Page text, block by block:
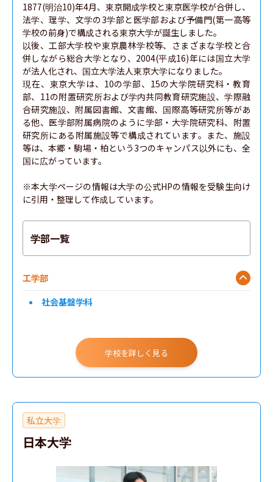
1877(明治10)年4月、東京開成学校と東京医学校が合併し、
法学、理学、文学の3学部と医学部および予備門(第一高等
学校の前身)で構成される東京大学が誕生しました。
以後、工部大学校や東京農林学校等、さまざまな学校と合
併しながら総合大学となり、2004(平成16)年には国立大学
が法人化され、国立大学法人東京大学になりました。
現在、東京大学は、10の学部、15の大学院研究科・教育
部、11の附置研究所および学内共同教育研究施設、学際融
合研究施設、附属図書館、文書館、国際高等研究所等があ
る他、医学部附属病院のように学部・大学院研究科、附置
研究所にある附属施設等で構成されています。また、施設
等は、本郷・駒場・柏という3つのキャンパス以外にも、全
国に広がっています。
※本大学ページの情報は大学の公式HPの情報を受験生向け
に引用・整理して作成しています。
学部一覧
工学部
社会基盤学科
学校を詳しく見る
私立大学
日本大学